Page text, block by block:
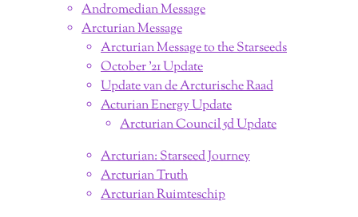
Andromedian Message
Arcturian Message
Arcturian Message to the Starseeds
October '21 Update
Update van de Arcturische Raad
Acturian Energy Update
Arcturian Council 5d Update
Arcturian: Starseed Journey
Arcturian Truth
Arcturian Ruimteschip